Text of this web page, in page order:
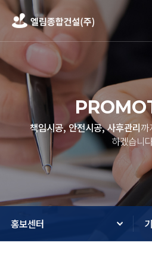
책임시공, 안전시공, 사후관리까
하겠습니
홍보센터